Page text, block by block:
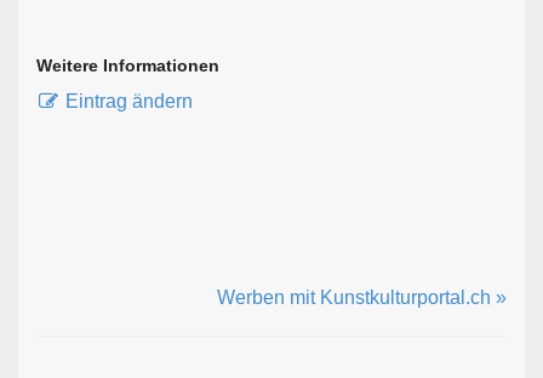
Weitere Informationen
Eintrag ändern
Werben mit Kunstkulturportal.ch »